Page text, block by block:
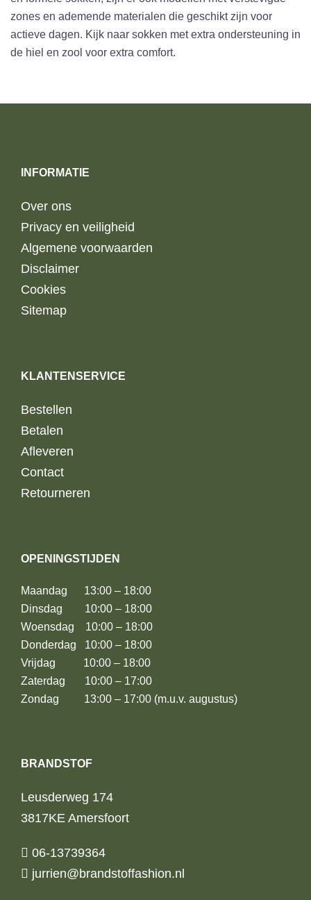
zones en ademende materialen die geschikt zijn voor
actieve dagen. Kijk naar sokken met extra ondersteuning in
de hiel en zool voor extra comfort.
INFORMATIE
Over ons
Privacy en veiligheid
Algemene voorwaarden
Disclaimer
Cookies
Sitemap
KLANTENSERVICE
Bestellen
Betalen
Afleveren
Contact
Retourneren
OPENINGSTIJDEN
Maandag 13:00 – 18:00
Dinsdag 10:00 – 18:00
Woensdag 10:00 – 18:00
Donderdag 10:00 – 18:00
Vrijdag 10:00 – 18:00
Zaterdag 10:00 – 17:00
Zondag 13:00 – 17:00 (m.u.v. augustus)
BRANDSTOF
Leusderweg 174
3817KE Amersfoort
06-13739364
jurrien@brandstoffashion.nl